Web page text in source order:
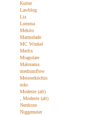
Kutter
Lawblog
Liz
Lumma
Mekito
Marmelade
MC Winkel
Merlix
Miagolare
Malorama
mediumflow
Meisterköchin
mks
Modeste (alt)
Modeste (alt)
Nerdcore
Niggemeier